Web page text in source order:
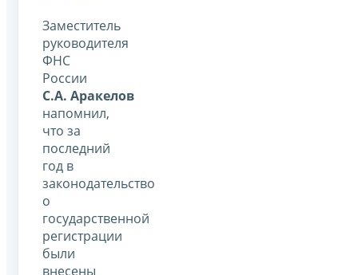
Заместитель
руководителя
ФНС
России
С.А. Аракелов
напомнил,
что за
последний
год в
законодательство
о
государственной
регистрации
были
внесены